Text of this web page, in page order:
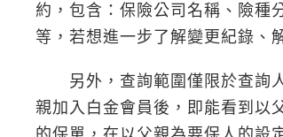
約，包含：保險公司名稱、險種
等，若想進一步了解變更紀錄、
另外，查詢範圍僅限於查詢人
親加入白金會員後，即能看到以